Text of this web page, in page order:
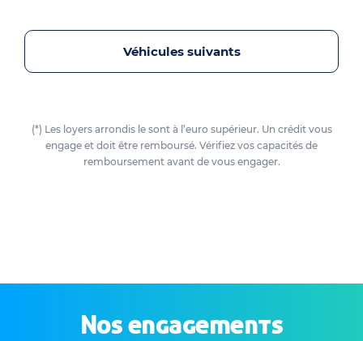
Véhicules suivants
(*) Les loyers arrondis le sont à l’euro supérieur. Un crédit vous
engage et doit être remboursé. Vérifiez vos capacités de
remboursement avant de vous engager.
Nos engagements